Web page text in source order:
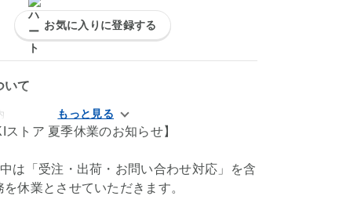
お気に入りに登録する
いて
ストア 夏季休業のお知らせ】
は「受注・出荷・お問い合わせ対応」を含
休業とさせていただきます。